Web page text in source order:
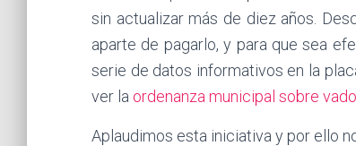
sin actualizar más de diez años.
aparte de pagarlo, y para que sea
serie de datos informativos en la
ver la ordenanza municipal sobre
Aplaudimos esta iniciativa y por ello